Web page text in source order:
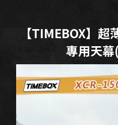
【TIMEBOX】
專用天